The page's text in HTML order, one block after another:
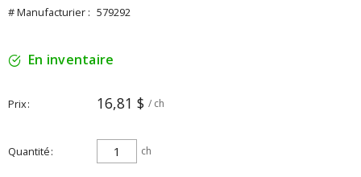
# Manufacturier : 579292
En inventaire
Prix 16,81 $ / ch
Quantité ch